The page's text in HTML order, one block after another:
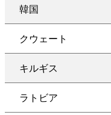
韓国
クウェート
キルギス
ラトビア